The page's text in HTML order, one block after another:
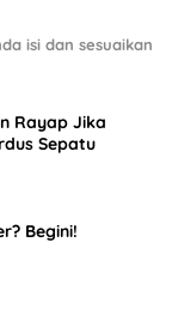
isi dan sesuaikan
Rayap Jika
Sepatu
Begini!